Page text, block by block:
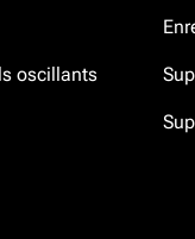
oscillants